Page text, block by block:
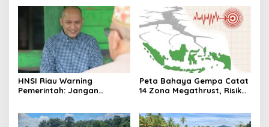
HNSI Riau Warning
Pemerintah: Jangan
Emas di DAS Kuantan!
Peta Bahaya Gempa Catat
14 Zona Megathrust, Risiko
“Menunggu Waktu”